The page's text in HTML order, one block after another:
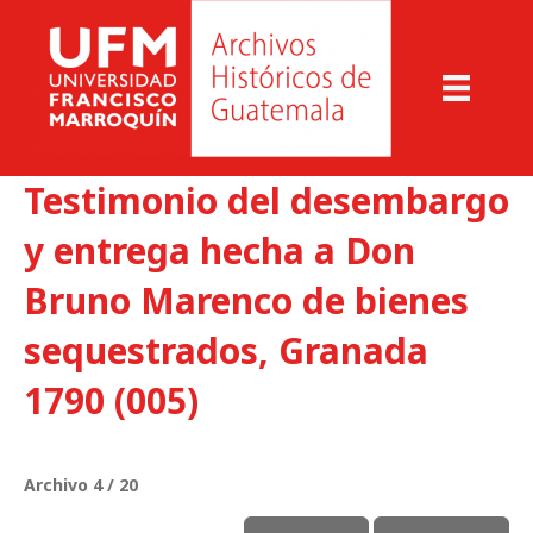
Testimonio del desembargo
y entrega hecha a Don
Bruno Marenco de bienes
sequestrados, Granada
1790 (005)
Archivo 4 / 20